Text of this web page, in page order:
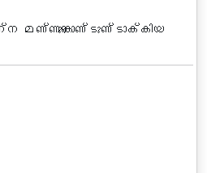
മണ്ണുകൊണ്ടുണ്ടാക്കിയ